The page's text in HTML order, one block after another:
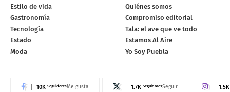
Estilo de vida
Gastronomía
Tecnología
Estado
Moda
Quiénes somos
Compromiso editorial
Tala: el ave que ve todo
Estamos Al Aire
Yo Soy Puebla
10K SeguidoresMe gusta 1.7K SeguidoresSeguir 1.5K